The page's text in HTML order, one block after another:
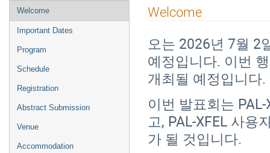
Event
menu
Welcome
Important Dates
Program
Schedule
Registration
Abstract Submission
Venue
Accommodation
Welcome
오는 2026년 7월 2
예정입니다. 이번
개최될 예정입니다.
이번 발표회는
고, PAL-XFEL 사
가 될 것입니다.